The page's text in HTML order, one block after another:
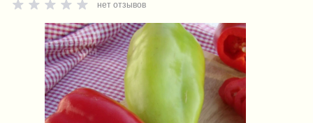
нет отзывов